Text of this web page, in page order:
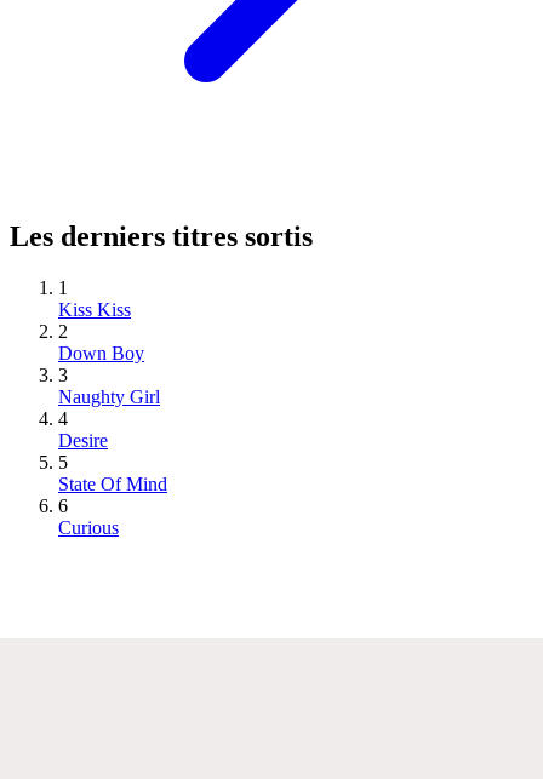
Les derniers titres sortis
1
Kiss Kiss
2
Down Boy
3
Naughty Girl
4
Desire
5
State Of Mind
6
Curious